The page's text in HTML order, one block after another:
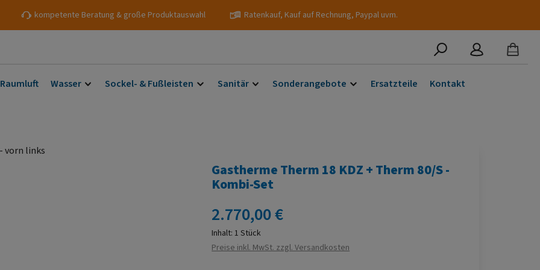
kompetente Beratung & große Produktauswahl Ratenkauf, Kauf auf Rechnung, Paypal uvm.
Wasser Sockel- & Fußleisten Sanitär Sonderangebote Ersatzteile Kontakt
Gastherme Therm 18 KDZ + Therm 80/S -
Kombi-Set
Regulärer Preis:
2.770,00 €
Inhalt:1 Stück
Preise inkl. MwSt. zzgl. Versandkosten